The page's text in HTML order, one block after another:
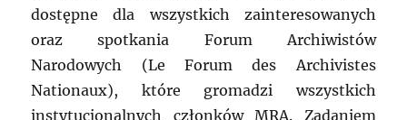
dostępne dla wszystkich zainteresowanych
oraz spotkania Forum Archiwistów
Narodowych (Le Forum des Archivistes
Nationaux), które gromadzi wszystkich
instytucjonalnych członków MRA. Zadaniem